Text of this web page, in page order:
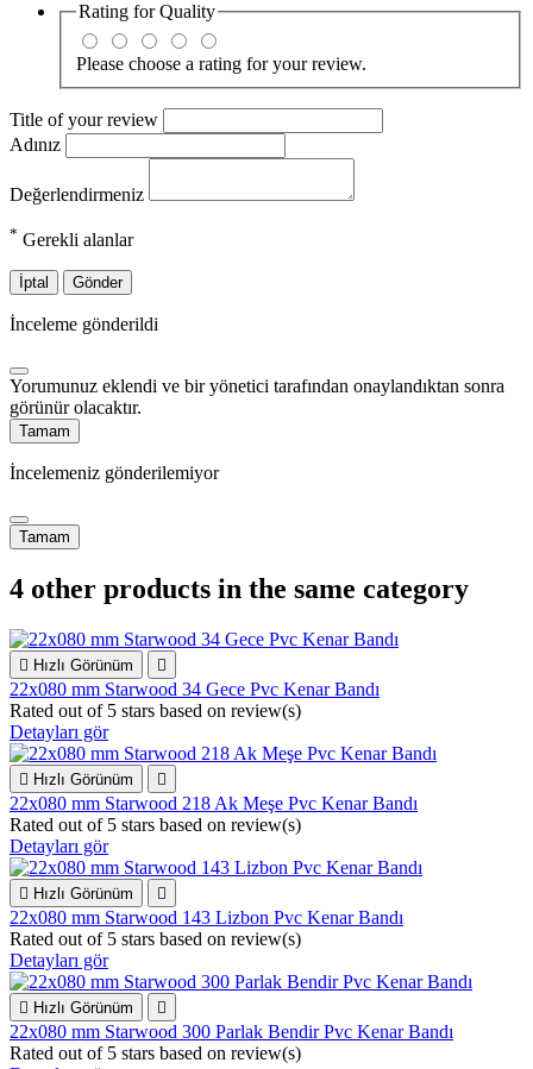
Rating forQuality
Please choose a rating for your review.
Title of your review
Adınız
Değerlendirmeniz
* Gerekli alanlar
İptal Gönder
İnceleme gönderildi
Yorumunuz eklendi ve bir yönetici tarafından onaylandıktan sonra
görünür olacaktır.
Tamam
İncelemeniz gönderilemiyor
Tamam
4 other products in the same category
 Hızlı Görünüm 
22x080 mm Starwood 34 Gece Pvc Kenar Bandı
Rated out of 5 stars based on review(s)
Detayları gör
 Hızlı Görünüm 
22x080 mm Starwood 218 Ak Meşe Pvc Kenar Bandı
Rated out of 5 stars based on review(s)
Detayları gör
 Hızlı Görünüm 
22x080 mm Starwood 143 Lizbon Pvc Kenar Bandı
Rated out of 5 stars based on review(s)
Detayları gör
 Hızlı Görünüm 
22x080 mm Starwood 300 Parlak Bendir Pvc Kenar Bandı
Rated out of 5 stars based on review(s)